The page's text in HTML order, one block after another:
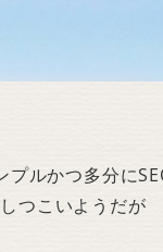
ルかつ多分に
つこいようだが